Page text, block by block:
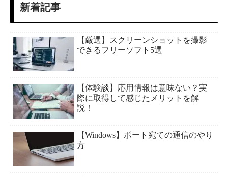
新着記事
【厳選】スクリーンショットを撮影
できるフリーソフト5選
【体験談】応用情報は意味ない？実
際に取得して感じたメリットを解
説！
【Windows】ポート宛ての通信のやり
方